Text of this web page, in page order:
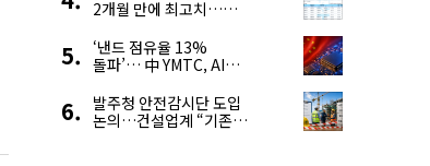
2개월 만에 최고치…
우려 확대
‘낸드 점유율 13%
돌파’… 中 YMTC, AI
4위 맹추격
발주청 안전감시단 도입
논의…건설업계 “기존